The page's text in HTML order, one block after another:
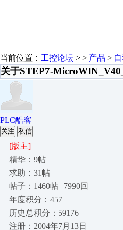
当前位置： 工控论坛 > > 产品 >
关于STEP7-
PLC酷客
关注 私信
[版主]
精华：9帖
求助：31帖
帖子：1460帖 | 7990回
年度积分：457
历史总积分：59176
注册：2004年7月13日